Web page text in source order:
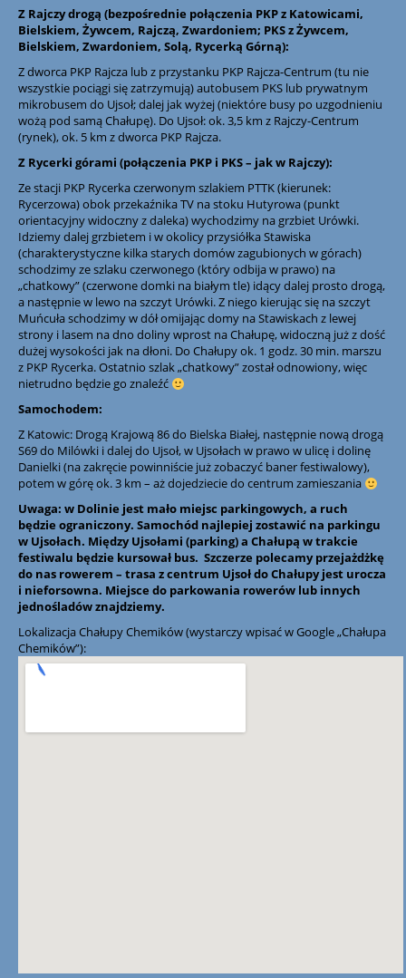
Z Rajczy drogą (bezpośrednie połączenia PKP z Katowicami,
Bielskiem, Żywcem, Rajczą, Zwardoniem; PKS z Żywcem,
Bielskiem, Zwardoniem, Solą, Rycerką Górną):
Z dworca PKP Rajcza lub z przystanku PKP Rajcza-Centrum (tu nie
wszystkie pociągi się zatrzymują) autobusem PKS lub prywatnym
mikrobusem do Ujsoł; dalej jak wyżej (niektóre busy po uzgodnieniu
wożą pod samą Chałupę). Do Ujsoł: ok. 3,5 km z Rajczy-Centrum
(rynek), ok. 5 km z dworca PKP Rajcza.
Z Rycerki górami (połączenia PKP i PKS – jak w Rajczy):
Ze stacji PKP Rycerka czerwonym szlakiem PTTK (kierunek:
Rycerzowa) obok przekaźnika TV na stoku Hutyrowa (punkt
orientacyjny widoczny z daleka) wychodzimy na grzbiet Urówki.
Idziemy dalej grzbietem i w okolicy przysiółka Stawiska
(charakterystyczne kilka starych domów zagubionych w górach)
schodzimy ze szlaku czerwonego (który odbija w prawo) na
„chatkowy” (czerwone domki na białym tle) idący dalej prosto drogą,
a następnie w lewo na szczyt Urówki. Z niego kierując się na szczyt
Muńcuła schodzimy w dół omijając domy na Stawiskach z lewej
strony i lasem na dno doliny wprost na Chałupę, widoczną już z dość
dużej wysokości jak na dłoni. Do Chałupy ok. 1 godz. 30 min. marszu
z PKP Rycerka. Ostatnio szlak „chatkowy” został odnowiony, więc
nietrudno będzie go znaleźć
Samochodem:
Z Katowic: Drogą Krajową 86 do Bielska Białej, następnie nową drogą
S69 do Milówki i dalej do Ujsoł, w Ujsołach w prawo w ulicę i dolinę
Danielki (na zakręcie powinniście już zobaczyć baner festiwalowy),
potem w górę ok. 3 km – aż dojedziecie do centrum zamieszania
Uwaga: w Dolinie jest mało miejsc parkingowych, a ruch
będzie ograniczony. Samochód najlepiej zostawić na parkingu
w Ujsołach. Między Ujsołami (parking) a Chałupą w trakcie
festiwalu będzie kursował bus. Szczerze polecamy przejażdżkę
do nas rowerem – trasa z centrum Ujsoł do Chałupy jest urocza
i nieforsowna. Miejsce do parkowania rowerów lub innych
jednośladów znajdziemy.
Lokalizacja Chałupy Chemików (wystarczy wpisać w Google „Chałupa
Chemików”):